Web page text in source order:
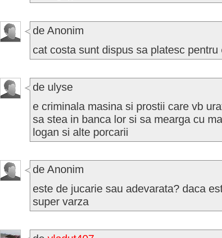
de Anonim
cat costa sunt dispus sa platesc
de ulyse
e criminala masina si prostii care vb
sa stea in banca lor si sa mearga cu
logan si alte porcarii
de Anonim
este de jucarie sau adevarata? daca
super varza